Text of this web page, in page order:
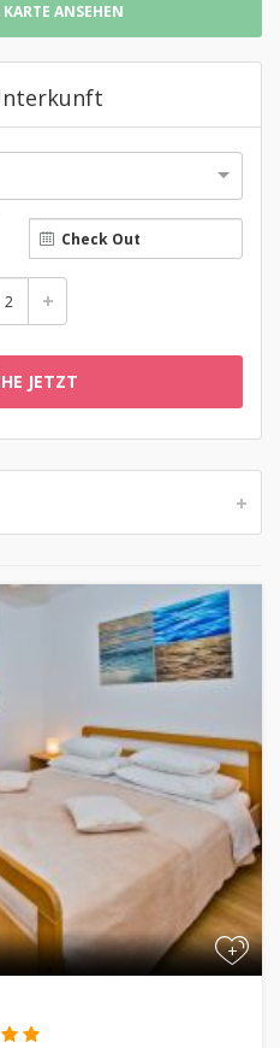
ANSEHEN
JETZT
+